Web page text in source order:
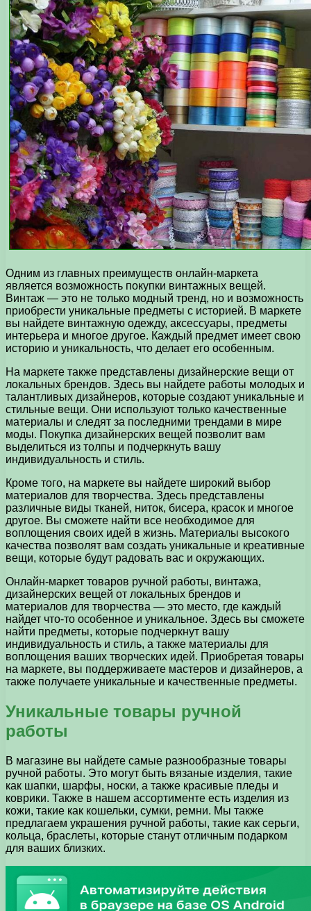
Одним из главных преимуществ онлайн-маркета
является возможность покупки винтажных вещей.
Винтаж — это не только модный тренд, но и возможность
приобрести уникальные предметы с историей. В маркете
вы найдете винтажную одежду, аксессуары, предметы
интерьера и многое другое. Каждый предмет имеет свою
историю и уникальность, что делает его особенным.
На маркете также представлены дизайнерские вещи от
локальных брендов. Здесь вы найдете работы молодых и
талантливых дизайнеров, которые создают уникальные и
стильные вещи. Они используют только качественные
материалы и следят за последними трендами в мире
моды. Покупка дизайнерских вещей позволит вам
выделиться из толпы и подчеркнуть вашу
индивидуальность и стиль.
Кроме того, на маркете вы найдете широкий выбор
материалов для творчества. Здесь представлены
различные виды тканей, ниток, бисера, красок и многое
другое. Вы сможете найти все необходимое для
воплощения своих идей в жизнь. Материалы высокого
качества позволят вам создать уникальные и креативные
вещи, которые будут радовать вас и окружающих.
Онлайн-маркет товаров ручной работы, винтажа,
дизайнерских вещей от локальных брендов и
материалов для творчества — это место, где каждый
найдет что-то особенное и уникальное. Здесь вы сможете
найти предметы, которые подчеркнут вашу
индивидуальность и стиль, а также материалы для
воплощения ваших творческих идей. Приобретая товары
на маркете, вы поддерживаете мастеров и дизайнеров, а
также получаете уникальные и качественные предметы.
Уникальные товары ручной
работы
В магазине вы найдете самые разнообразные товары
ручной работы. Это могут быть вязаные изделия, такие
как шапки, шарфы, носки, а также красивые пледы и
коврики. Также в нашем ассортименте есть изделия из
кожи, такие как кошельки, сумки, ремни. Мы также
предлагаем украшения ручной работы, такие как серьги,
кольца, браслеты, которые станут отличным подарком
для ваших близких.